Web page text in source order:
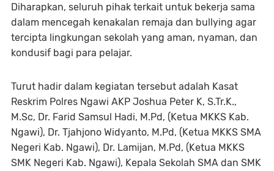
Diharapkan, seluruh pihak terkait untuk bekerja sama
dalam mencegah kenakalan remaja dan bullying agar
tercipta lingkungan sekolah yang aman, nyaman, dan
kondusif bagi para pelajar.
Turut hadir dalam kegiatan tersebut adalah Kasat
Reskrim Polres Ngawi AKP Joshua Peter K, S.Tr.K.,
M.Sc, Dr. Farid Samsul Hadi, M.Pd, (Ketua MKKS Kab.
Ngawi), Dr. Tjahjono Widyanto, M.Pd, (Ketua MKKS SMA
Negeri Kab. Ngawi), Dr. Lamijan, M.Pd, (Ketua MKKS
SMK Negeri Kab. Ngawi), Kepala Sekolah SMA dan SMK